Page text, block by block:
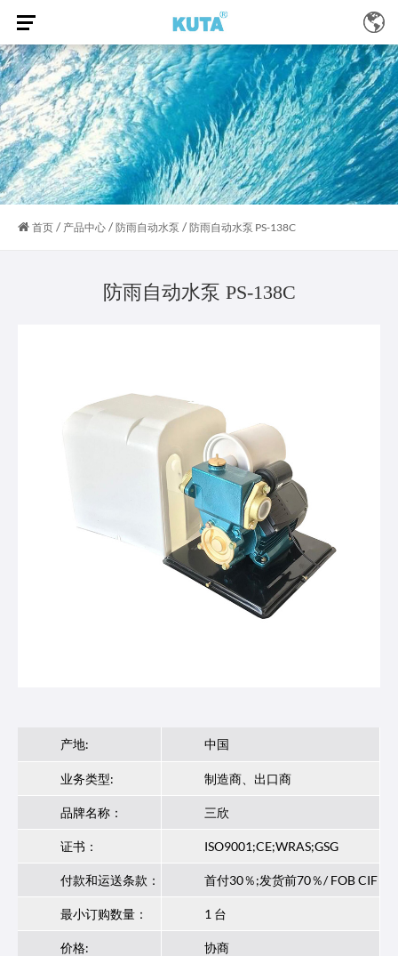
首页 / 产品中心 / 防雨自动水泵 / 防雨自动水泵 PS-138C
防雨自动水泵 PS-138C
产地: 中国
业务类型: 制造商、出口商
品牌名称： 三欣
证书： ISO9001;CE;WRAS;GSG
付款和运送条款： 首付30％;发货前70％/ FOB CIF
最小订购数量： 1 台
价格: 协商